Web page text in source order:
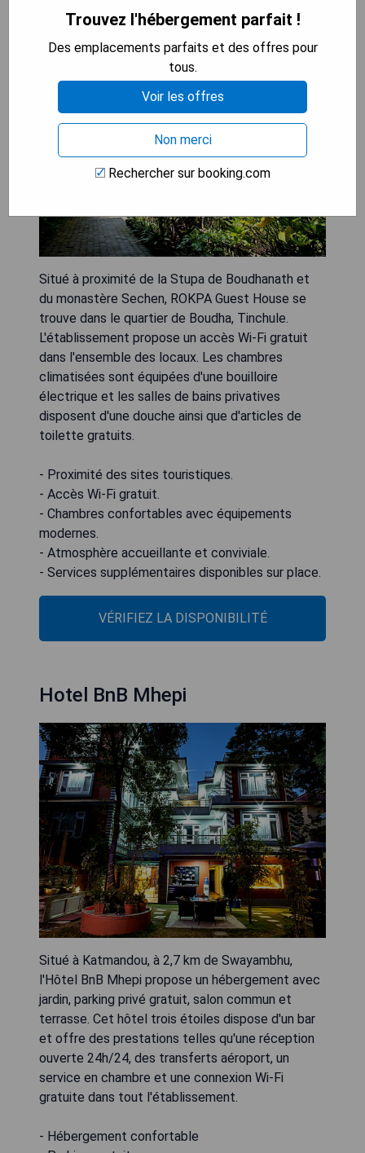
ROKPA Guest House
Situé à proximité de la Stupa de Boudhanath et
du monastère Sechen, ROKPA Guest House se
trouve dans le quartier de Boudha, Tinchule.
L'établissement propose un accès Wi-Fi gratuit
dans l'ensemble des locaux. Les chambres
climatisées sont équipées d'une bouilloire
électrique et les salles de bains privatives
disposent d'une douche ainsi que d'articles de
toilette gratuits.
- Proximité des sites touristiques.
- Accès Wi-Fi gratuit.
- Chambres confortables avec équipements
modernes.
- Atmosphère accueillante et conviviale.
- Services supplémentaires disponibles sur place.
VÉRIFIEZ LA DISPONIBILITÉ
Hotel BnB Mhepi
Situé à Katmandou, à 2,7 km de Swayambhu,
l'Hôtel BnB Mhepi propose un hébergement avec
jardin, parking privé gratuit, salon commun et
terrasse. Cet hôtel trois étoiles dispose d'un bar
et offre des prestations telles qu'une réception
ouverte 24h/24, des transferts aéroport, un
service en chambre et une connexion Wi-Fi
gratuite dans tout l'établissement.
- Hébergement confortable
Trouvez l'hébergement parfait !
Des emplacements parfaits et des offres pour
tous.
Voir les offres
Non merci
Rechercher sur booking.com